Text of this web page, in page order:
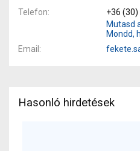
Telefon
+36 (30)
Mutasd
Mondd,
Email
Hasonló hirdetések